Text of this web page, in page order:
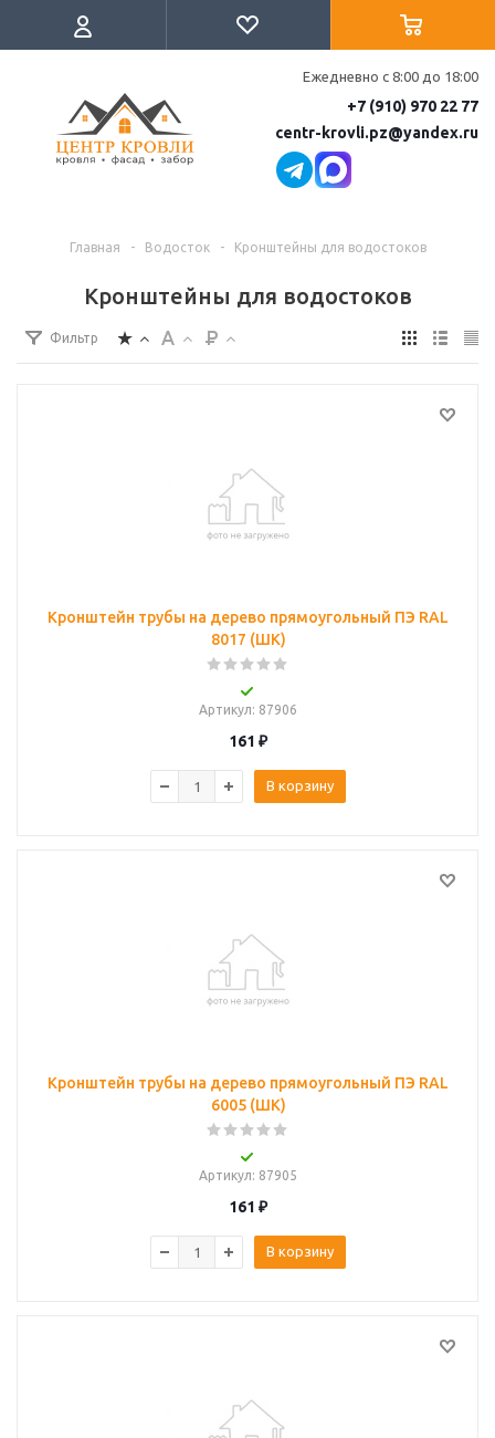
Ежедневно с 8:00 до 18:00
+7 (910) 970 22 77
centr-krovli.pz@yandex.ru
Главная - Водосток - Кронштейны для водостоков
Кронштейны для водостоков
Фильтр
Кронштейн трубы на дерево прямоугольный ПЭ RAL
8017 (ШК)
Артикул: 87906
161 ₽
В корзину
Кронштейн трубы на дерево прямоугольный ПЭ RAL
6005 (ШК)
Артикул: 87905
161 ₽
В корзину